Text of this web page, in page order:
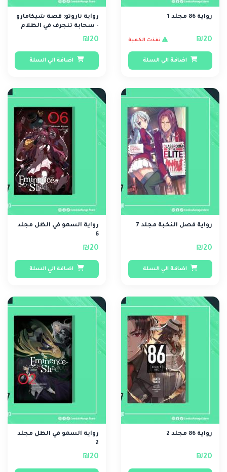
رواية 86 مجلد 1
₪20 نفذت الكمية
اضافة الي السلة
رواية ناروتو: قصة شيكامارو
- سحابة تنجرف في الظلام
الصامت
₪20
اضافة الي السلة
رواية فصل النخبة مجلد 7
₪20
اضافة الي السلة
رواية السمو في الظل مجلد
6
₪20
اضافة الي السلة
رواية 86 مجلد 2
₪20
رواية السمو في الظل مجلد
2
₪20